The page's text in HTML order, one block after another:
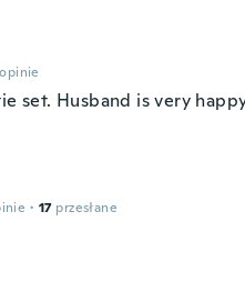
opinie
set. Husband is very
· 17 przesłane